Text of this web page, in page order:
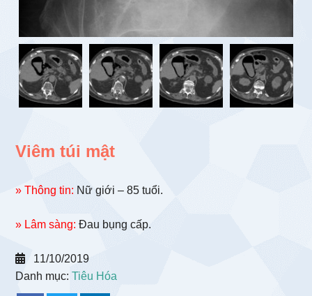
Viêm túi mật
» Thông tin: Nữ giới – 85 tuổi.
» Lâm sàng: Đau bụng cấp.
11/10/2019
Danh mục:Tiêu Hóa